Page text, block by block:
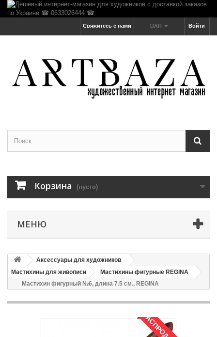
Войти
UAH
Свяжитесь с нами
Корзина (пусто)
МЕНЮ
Аксессуары для художников
Мастихины для живописи
Мастихины фигурные REGINA
Мастихин фигурный №6, длина 7.5 см., REGINA